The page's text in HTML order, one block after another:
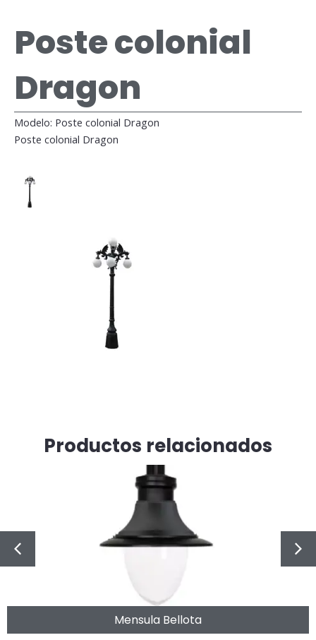
Poste colonial
Dragon
Modelo: Poste colonial Dragon
Poste colonial Dragon
Productos relacionados
Mensula Bellota